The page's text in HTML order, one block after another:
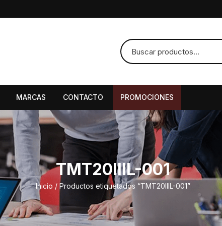
MARCAS CONTACTO PROMOCIONES
TMT20IIIL-001
Inicio / Productos etiquetados “TMT20IIIL-001”